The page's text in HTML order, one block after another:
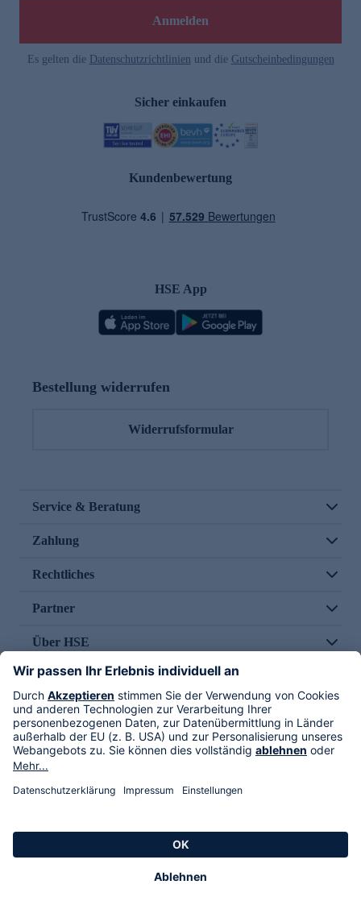
Anmelden
Es gelten die Datenschutzrichtlinien und die Gutscheinbedingungen
Sicher einkaufen
Kundenbewertung
HSE App
Bestellung widerrufen
Widerrufsformular
Service & Beratung
Zahlung
Rechtliches
Partner
Über HSE
Im TV
HSE International